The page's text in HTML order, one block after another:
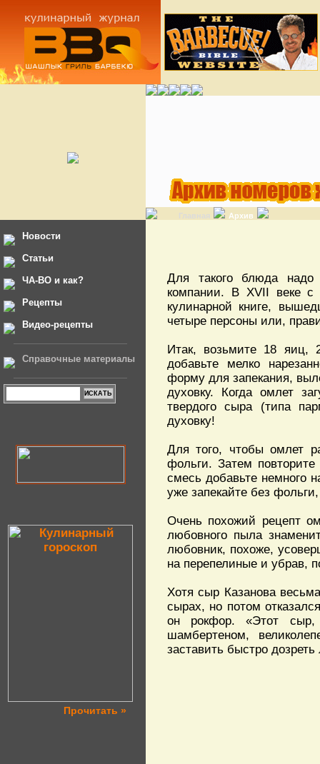
Главная Архив
Новости
Статьи
ЧА-ВО и как?
Рецепты
Видео-рецепты
Справочные материалы
Прочитать »
Для такого блюда надо
компании. В XVII веке
кулинарной книге,
четыре персоны или,
Итак, возьмите 18 яиц,
добавьте мелко
форму для запекания,
духовку. Когда омлет
твердого сыра (типа
духовку!
Для того, чтобы омлет
фольги. Затем
смесь добавьте немного
уже запекайте без
Очень похожий рецепт
любовного пыла
любовник, похоже,
на перепелиные и убрав,
Хотя сыр Казанова
сырах, но потом
он рокфор. «Этот
шамбертеном,
заставить быстро